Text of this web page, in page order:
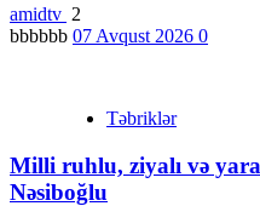
amidtv 2
bbbbbb 07 Avqust 2026 0
Təbriklər
Milli ruhlu, ziyalı və
Nəsiboğlu